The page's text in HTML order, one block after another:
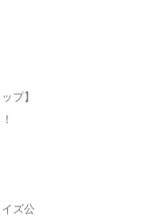
プ】
ズ公